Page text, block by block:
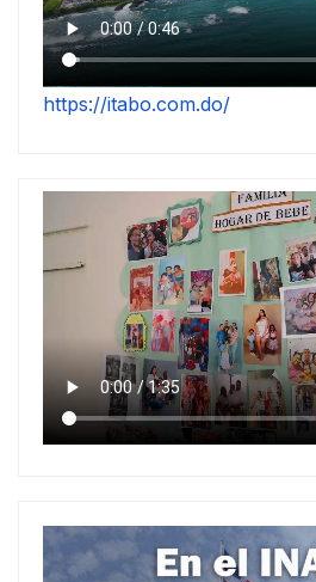
https://itabo.com.do/